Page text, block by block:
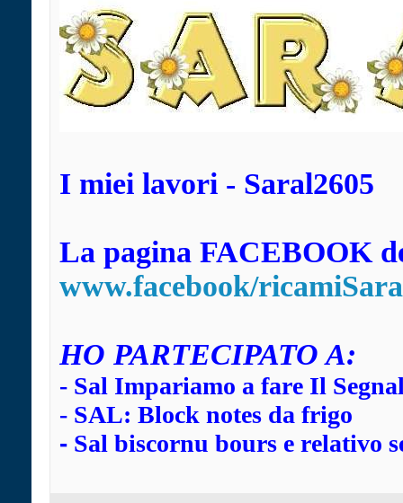
I miei lavori - Saral2605
La pagina FACEBOOK
www.facebook/ricamiSara
HO PARTECIPATO A:
- Sal Impariamo a fare Il
- SAL: Block notes da frigo
- Sal biscornu bours e relativo